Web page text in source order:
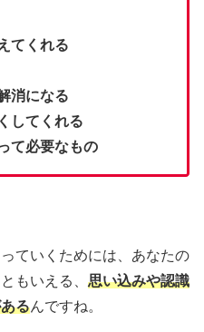
てくれる
消になる
してくれる
て必要なもの
ていくためには、あなたの
ともいえる、 思い込みや認識
るんですね。